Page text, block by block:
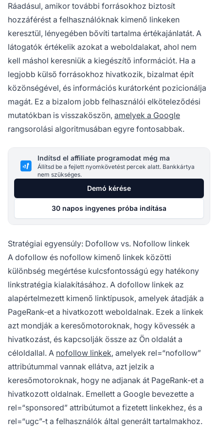
Ráadásul, amikor további forrásokhoz biztosít
hozzáférést a felhasználóknak kimenő linkeken
keresztül, lényegében bővíti tartalma értékajánlatát. A
látogatók értékelik azokat a weboldalakat, ahol nem
kell máshol keresniük a kiegészítő információt. Ha a
legjobb külső forrásokhoz hivatkozik, bizalmat épít
közönségével, és információs kurátorként pozicionálja
magát. Ez a bizalom jobb felhasználói elköteleződési
mutatókban is visszaköszön, amelyek a Google
rangsorolási algoritmusában egyre fontosabbak.
Indítsd el affiliate programodat még ma
Állítsd be a fejlett nyomkövetést percek alatt. Bankkártya
nem szükséges.
Demó kérése
30 napos ingyenes próba indítása
Stratégiai egyensúly: Dofollow vs. Nofollow linkek
A dofollow és nofollow kimenő linkek közötti
különbség megértése kulcsfontosságú egy hatékony
linkstratégia kialakításához. A dofollow linkek az
alapértelmezett kimenő linktípusok, amelyek átadják a
PageRank-et a hivatkozott weboldalnak. Ezek a linkek
azt mondják a keresőmotoroknak, hogy kövessék a
hivatkozást, és kapcsolják össze az Ön oldalát a
céloldallal. A nofollow linkek, amelyek rel=“nofollow”
attribútummal vannak ellátva, azt jelzik a
keresőmotoroknak, hogy ne adjanak át PageRank-et a
hivatkozott oldalnak. Emellett a Google bevezette a
rel=“sponsored” attribútumot a fizetett linkekhez, és a
rel=“ugc”-t a felhasználók által generált tartalmakhoz.